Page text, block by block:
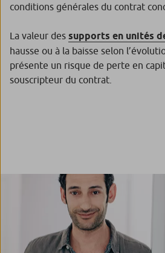
conditions générales du contrat
La valeur des supports en unités
hausse ou à la baisse selon
présente un risque de perte en
souscripteur du contrat.